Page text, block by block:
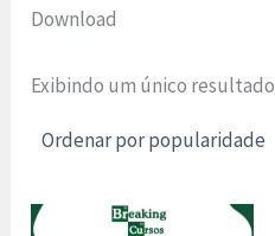
Download
Exibindo um único resultado